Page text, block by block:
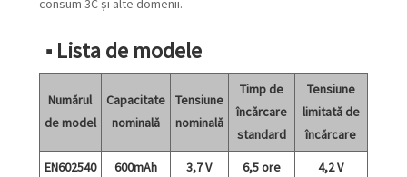
consum 3C și alte domenii.
■ Lista de modele
Numărul
de model
Capacitate
nominală
Tensiune
nominală
Timp de
încărcare
standard
Tensiune
limitată de
încărcare
EN602540
600mAh 3,7 V 6,5 ore 4,2 V